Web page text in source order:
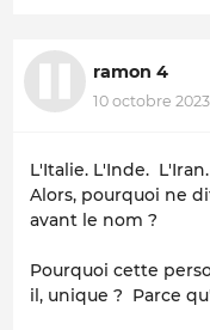
ramon 4
10 octobre
L'Italie. L'Inde.
Alors, pourquoi ne
avant le nom ?
Pourquoi cette
il, unique ? Parce